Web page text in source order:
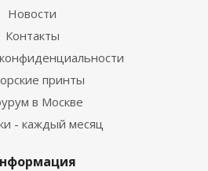
Новости
Контакты
принты
в Москве
- каждый месяц